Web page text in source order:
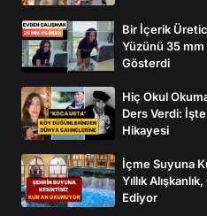
Bir İçerik
Yüzünü 35 mm
Gösterdi
Hiç Okul
Ders Verdi:
Hikayesi
İçme Suyuna
Yıllık
Ediyor